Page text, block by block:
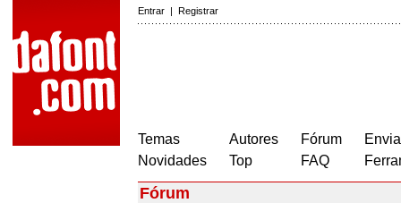
Entrar | Registrar
Temas
Novidades
Autores
Top
Fórum
FAQ
Fórum